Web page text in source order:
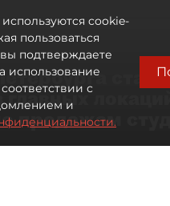
стал
локаций
продажам
cookie-
пользоваться
подтверждаете
использование
с
и